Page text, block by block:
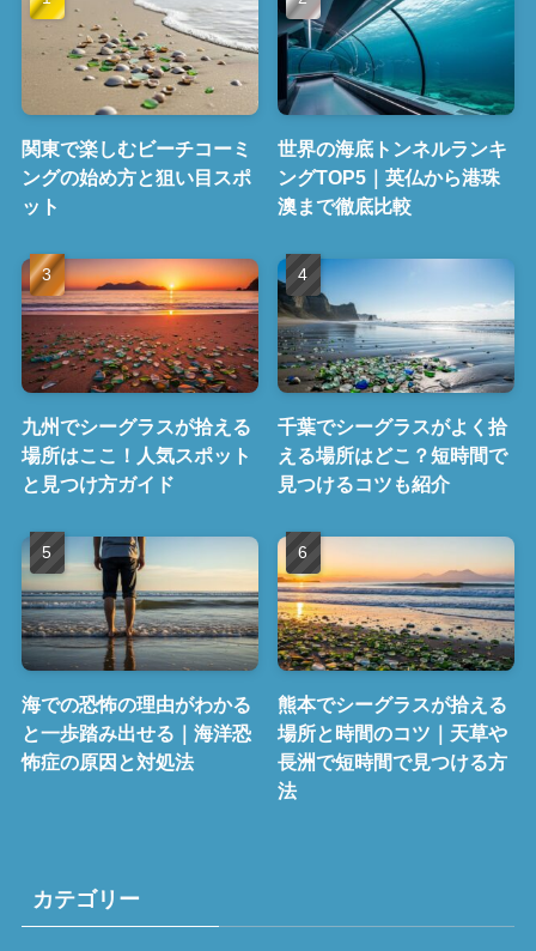
関東で楽しむビーチコーミ
ングの始め方と狙い目スポ
ット
世界の海底トンネルランキ
ングTOP5｜英仏から港珠
澳まで徹底比較
九州でシーグラスが拾える
場所はここ！人気スポット
と見つけ方ガイド
千葉でシーグラスがよく拾
える場所はどこ？短時間で
見つけるコツも紹介
海での恐怖の理由がわかる
と一歩踏み出せる｜海洋恐
怖症の原因と対処法
熊本でシーグラスが拾える
場所と時間のコツ｜天草や
長洲で短時間で見つける方
法
カテゴリー